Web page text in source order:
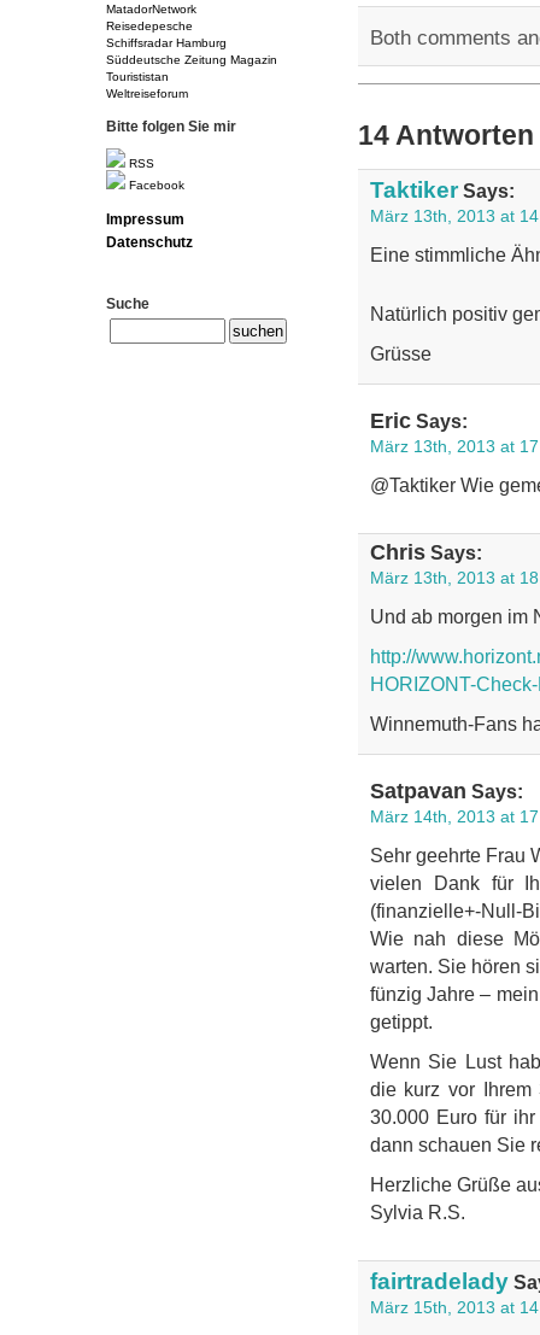
Both comments
14
TaktikerSays:
März 13th, 2013 at
Eine stimmliche
Natürlich positiv
Grüsse
EricSays:
März 13th, 2013 at
@Taktiker Wie
ChrisSays:
März 13th, 2013 at
Und ab morgen im
http://
HORIZONT-
Winnemuth-Fans
Satpavan Says:
März 14th, 2013 at
Sehr geehrte Frau
vielen Dank für
(finanzielle+-Null-
Wie nah diese
warten. Sie hören
fünzig Jahre –
getippt.
Wenn Sie Lust
die kurz vor Ihrem
30.000 Euro für
dann schauen Sie
Herzliche Grüße
Sylvia R.S.
fairtradelady
März 15th, 2013 at
MatadorNetwork
Reisedepesche
Schiffsradar Hamburg
Süddeutsche Zeitung Magazin
Tourististan
Weltreiseforum
Bitte folgen Sie mir
RSS
Facebook
Impressum
Datenschutz
Suche